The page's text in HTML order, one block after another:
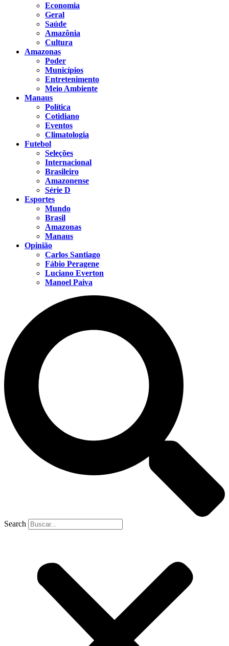
Economia
Geral
Saúde
Amazônia
Cultura
Amazonas
Poder
Municípios
Entretenimento
Meio Ambiente
Manaus
Política
Cotidiano
Eventos
Climatologia
Futebol
Seleções
Internacional
Brasileiro
Amazonense
Série D
Esportes
Mundo
Brasil
Amazonas
Manaus
Opinião
Carlos Santiago
Fábio Peragene
Luciano Everton
Manoel Paiva
Search